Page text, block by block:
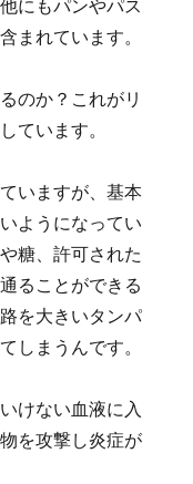
にもパンやパス
まれています。
のか？これがリ
ています。
いますが、基本
ようになってい
糖、許可された
ることができる
を大きいタンパ
しまうんです。
けない血液に入
を攻撃し炎症が